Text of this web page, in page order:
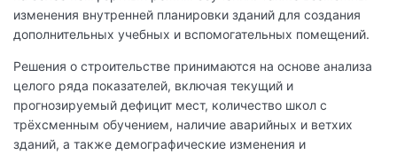
изменения внутренней планировки зданий для создания
дополнительных учебных и вспомогательных помещений.
Решения о строительстве принимаются на основе анализа
целого ряда показателей, включая текущий и
прогнозируемый дефицит мест, количество школ с
трёхсменным обучением, наличие аварийных и ветхих
зданий, а также демографические изменения и